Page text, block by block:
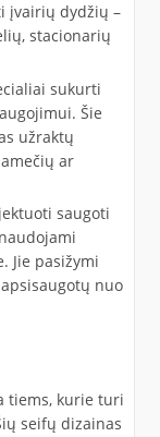
įvairių dydžių –
stacionarių
sukurti
Šie
užraktų
ar
saugoti
Jie pasižymi
nuo
tiems, kurie turi
seifų dizainas